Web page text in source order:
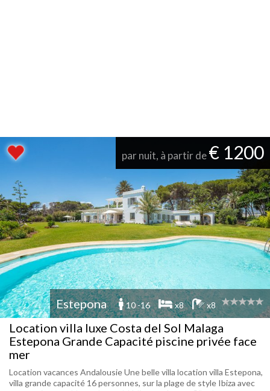
par nuit, à partir de€ 1200
Estepona 10 -16 x8 x8
Location villa luxe Costa del Sol Malaga
Estepona Grande Capacité piscine privée face
mer
Location vacances Andalousie Une belle villa location villa Estepona,
villa grande capacité 16 personnes, sur la plage de style Ibiza avec